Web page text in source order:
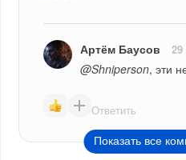
Артём Баусов 29
@Shniperson, эти
Ответить
Показать все